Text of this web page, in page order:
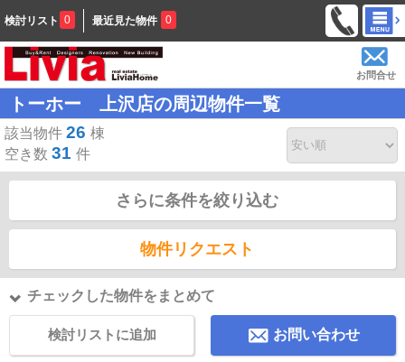
検討リスト 0 最近見た物件 0
お問合せ
トーホー 上沢店の周辺物件一覧
該当物件 26 棟
空き数 31 件
さらに条件を絞り込む
物件リクエスト
チェックした物件をまとめて
検討リストに追加 お問い合わせ